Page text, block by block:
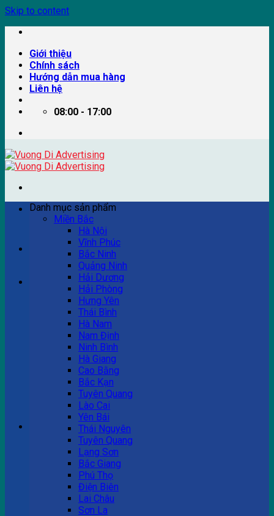
Skip to content
Giới thiệu
Chính sách
Hướng dẫn mua hàng
Liên hệ
08:00 - 17:00
Ví dụ: Billboard quảng cáo, pano quảng cáo, quảng cáo
trên xe bus...
Tư vấn bán hàng
0983 863 488
Hotline hỗ trợ
0983 863 488
Giỏ hàng
Chưa có sản phẩm trong giỏ hàng.
Danh mục sản phẩm
Miền Bắc
Hà Nội
Vĩnh Phúc
Bắc Ninh
Quảng Ninh
Hải Dương
Hải Phòng
Hưng Yên
Thái Bình
Hà Nam
Nam Định
Ninh Bình
Hà Giang
Cao Bằng
Bắc Kạn
Tuyên Quang
Lào Cai
Yên Bái
Thái Nguyên
Tuyên Quang
Lạng Sơn
Bắc Giang
Phú Thọ
Điện Biên
Lai Châu
Sơn La